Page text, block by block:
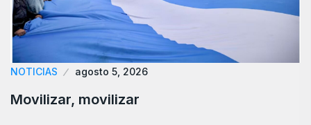
NOTICIAS agosto 5, 2026
Movilizar, movilizar